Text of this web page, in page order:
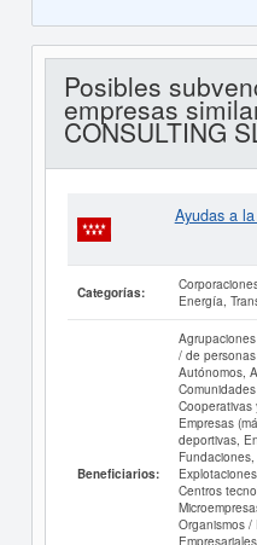
Posibles
empresas
CONSULTING
Ayudas a
Categorías:
Energía,
Beneficiarios:
/ de
Autónomos,
Cooperativas
Empresas
deportivas,
Centros
Organismos